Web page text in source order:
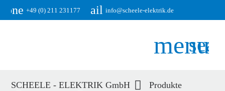
+49 (0) 211 231177email info@scheele-elektrik.de
menu
SCHEELE - ELEKTRIK GmbH
Produkte